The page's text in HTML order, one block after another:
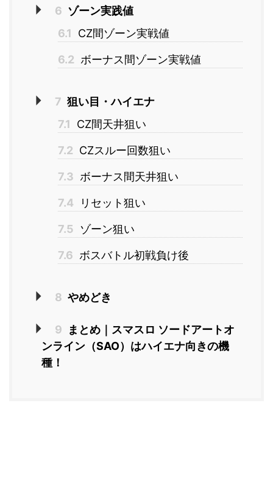
6 ゾーン実践値
6.1
CZ間ゾーン実戦値
6.2 ボーナス間ゾーン実戦値
7 狙い目・ハイエナ
7.1
CZ間天井狙い
7.2 CZスルー回数狙い
7.3 ボーナス間天井狙い
7.4 リセット狙い
7.5 ゾーン狙い
7.6 ボスバトル初戦負け後
8 やめどき
9
まとめ｜スマスロ ソードアートオ
ンライン（SAO）はハイエナ向きの機
種！